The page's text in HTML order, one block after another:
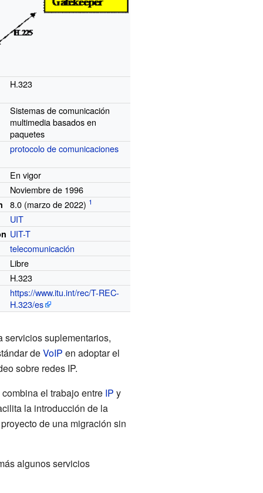
H.323
Sistemas de comunicación
multimedia basados en
paquetes
protocolo de comunicaciones
En vigor
Noviembre de 1996
8.0 (marzo de 2022)
UIT
UIT-T
telecomunicación
Libre
H.323
https://www.itu.int/rec/T-REC-
H.323/es
servicios suplementarios,
deVoIP en adoptar el
sobre redes IP.
el trabajo entre IP y
la introducción de la
de una migración sin
algunos servicios